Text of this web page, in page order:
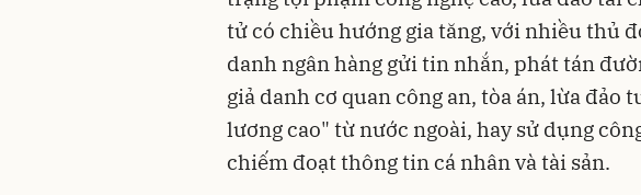
tử có chiều hướng gia tăng, với nhiều thủ
danh ngân hàng gửi tin nhắn, phát tán
giả danh cơ quan công an, tòa án, lừa đảo
lương cao" từ nước ngoài, hay sử dụng
chiếm đoạt thông tin cá nhân và tài sản.